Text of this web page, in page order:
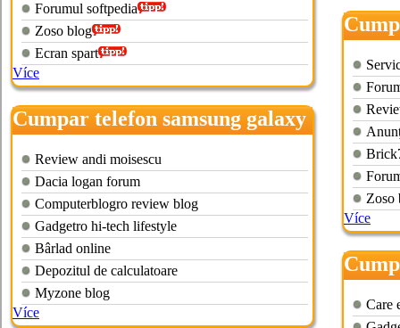
Forumul softpedia
Zoso blog
Ecran spart
Více
Cumpar telefon samsung galaxy
s2
Review andi moisescu
Dacia logan forum
Computerblogro review blog
Gadgetro hi-tech lifestyle
Bârlad online
Depozitul de calculatoare
Myzone blog
Více
s3
Zoso
Více
s
Care